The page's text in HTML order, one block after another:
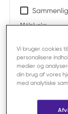
Mölnlycke
92x152 cm
Varenr: F302719
Stor pakke: 10
Salgsenhed: pr.
Bestillingsvare
Vi bruger cookies
personalisere
medier og
din brug af vores
med analytiske